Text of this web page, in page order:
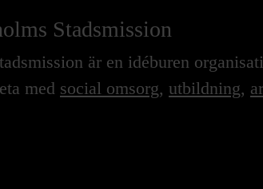
Stadsmission
är en idéburen
med social omsorg, utbildning,